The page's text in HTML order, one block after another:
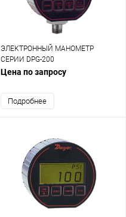
ЭЛЕКТРОННЫЙ МАНОМЕТР
СЕРИИ DPG-200
Цена по запросу
Подробнее